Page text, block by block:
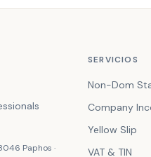
Paphos ·
SERVICIOS
Non-Dom
Company
Yellow Slip
VAT & TIN